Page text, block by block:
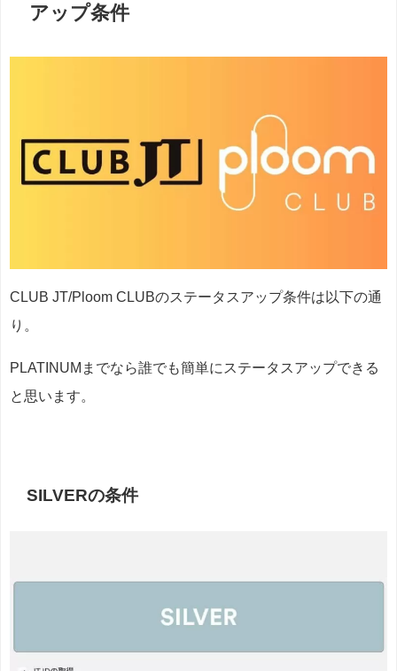
アップ条件
CLUB JT/Ploom CLUBのステータスアップ条件は以下の通
り。
PLATINUMまでなら誰でも簡単にステータスアップできる
と思います。
SILVERの条件